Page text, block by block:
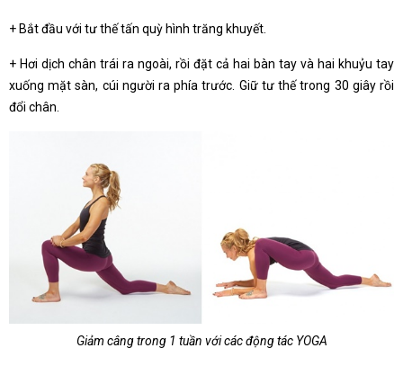
+ Bắt đầu với tư thế tấn quỳ hình trăng khuyết.
+ Hơi dịch chân trái ra ngoài, rồi đặt cả hai bàn tay và hai khuỷu tay
xuống mặt sàn, cúi người ra phía trước. Giữ tư thế trong 30 giây rồi
đổi chân.
Giảm câng trong 1 tuần với các động tác YOGA